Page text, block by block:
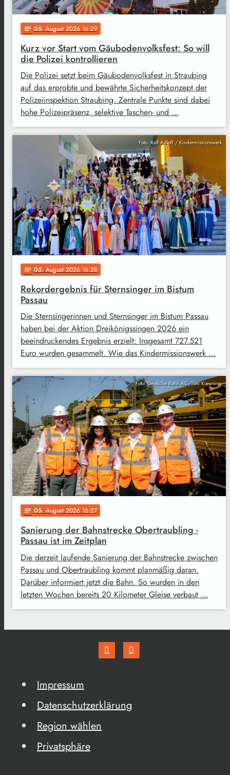
notes 05. August 2026 16:29
Kurz vor Start vom Gäubodenvolksfest: So will
die Polizei kontrollieren
Die Polizei setzt beim Gäubodenvolksfest in Straubing
auf das erprobte und bewährte Sicherheitskonzept der
Polizeiinspektion Straubing. Zentrale Punkte sind dabei
hohe Polizeipräsenz, selektive Taschen- und …
Foto: Ralf Adloff / Kindermissionswerk
notes 05. August 2026 16:28
Rekordergebnis für Sternsinger im Bistum
Passau
Die Sternsingerinnen und Sternsinger im Bistum Passau
haben bei der Aktion Dreikönigssingen 2026 ein
beeindruckendes Ergebnis erzielt: Insgesamt 727.521
Euro wurden gesammelt. Wie das Kindermissionswerk …
Foto: Deutsche Bahn AG/Tom Kiewning
notes 05. August 2026 16:27
Sanierung der Bahnstrecke Obertraubling -
Passau ist im Zeitplan
Die derzeit laufende Sanierung der Bahnstrecke zwischen
Passau und Obertraubling kommt planmäßig daran.
Darüber informiert jetzt die Bahn. So wurden in den
letzten Wochen bereits 20 Kilometer Gleise verbaut …
Impressum
Datenschutzerklärung
Region wählen
Privatsphäre